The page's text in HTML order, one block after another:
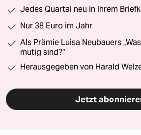
Jedes Quartal neu in Ihrem
Nur 38 Euro im Jahr
Als Prämie Luisa Neubauers
mutig sind?“
Herausgegeben von Harald
Jetzt